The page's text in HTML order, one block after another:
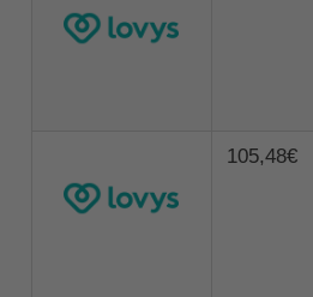
105,48€